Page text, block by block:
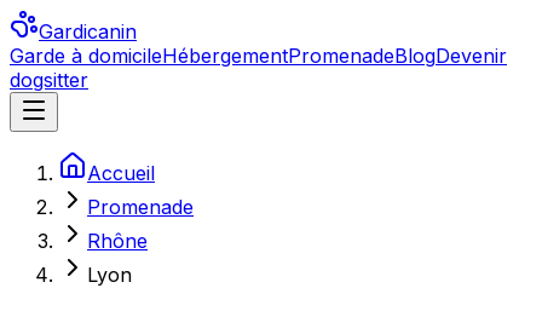
Gardicanin
Garde à domicileHébergementPromenadeBlogDevenir
dogsitter
Accueil
Promenade
Rhône
Lyon